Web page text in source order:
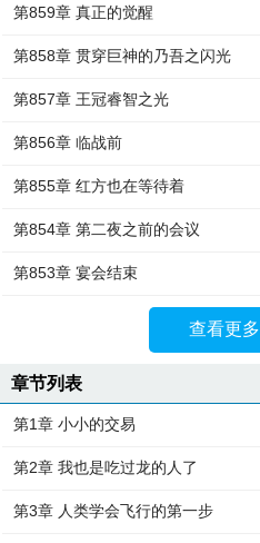
第859章 真正的觉醒
第858章 贯穿巨神的乃吾之闪光
第857章 王冠睿智之光
第856章 临战前
第855章 红方也在等待着
第854章 第二夜之前的会议
第853章 宴会结束
查看更
章节列表
第1章 小小的交易
第2章 我也是吃过龙的人了
第3章 人类学会飞行的第一步